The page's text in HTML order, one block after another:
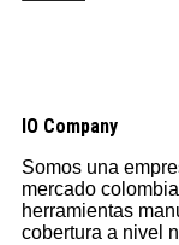
IO Company
Somos una
mercado
herramientas
cobertura a nivel